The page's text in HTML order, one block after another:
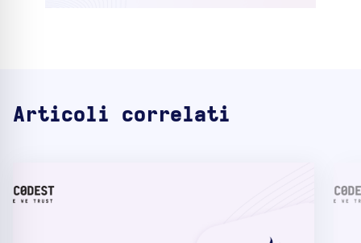
Articoli correlati